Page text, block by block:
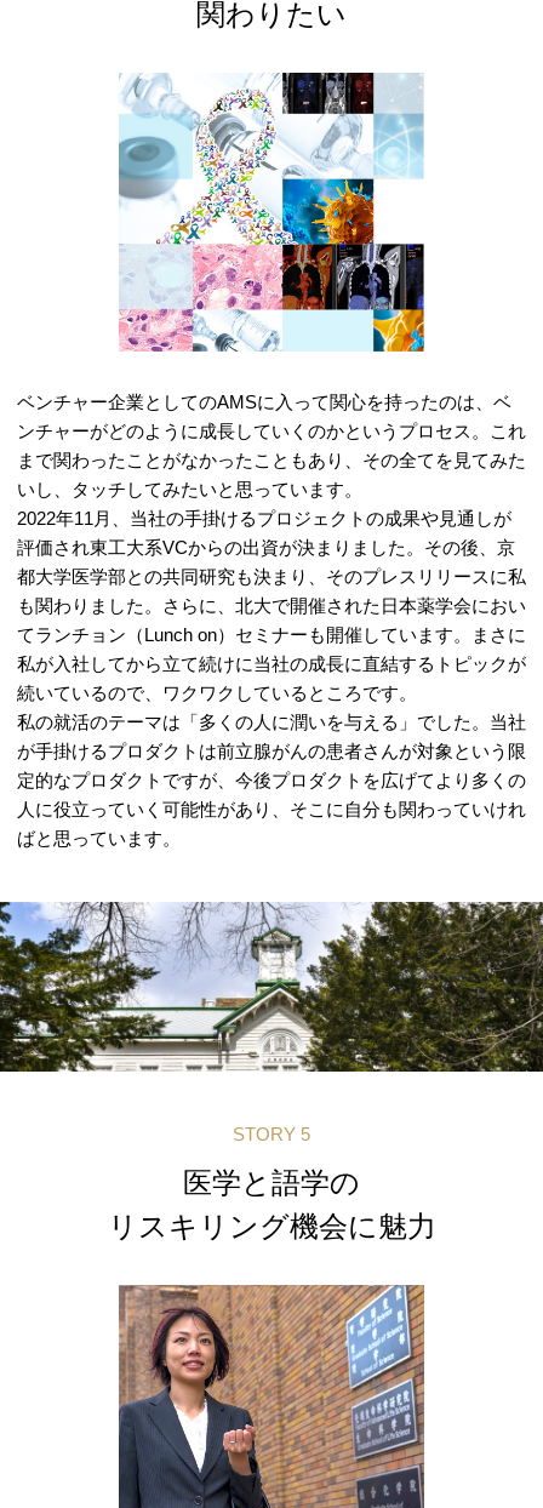
ベンチャー企業としてのAMSに入って関心を持ったのは、ベ
ンチャーがどのように成長していくのかというプロセス。これ
まで関わったことがなかったこともあり、その全てを見てみた
いし、タッチしてみたいと思っています。
2022年11月、当社の手掛けるプロジェクトの成果や見通しが
評価され東工大系VCからの出資が決まりました。その後、京
都大学医学部との共同研究も決まり、そのプレスリリースに私
も関わりました。さらに、北大で開催された日本薬学会におい
てランチョン（Lunch on）セミナーも開催しています。まさに
私が入社してから立て続けに当社の成長に直結するトピックが
続いているので、ワクワクしているところです。
私の就活のテーマは「多くの人に潤いを与える」でした。当社
が手掛けるプロダクトは前立腺がんの患者さんが対象という限
定的なプロダクトですが、今後プロダクトを広げてより多くの
人に役立っていく可能性があり、そこに自分も関わっていけれ
ばと思っています。
関わりたい
STORY 5
医学と語学の
リスキリング機会に魅力